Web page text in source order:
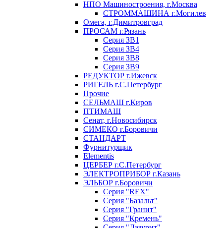
НПО Машиностроения, г.Москва
СТРОММАШИНА г.Могилев
Омега, г.Димитровград
ПРОСАМ г.Рязань
Серия ЗВ1
Серия ЗВ4
Серия ЗВ8
Серия ЗВ9
РЕДУКТОР г.Ижевск
РИГЕЛЬ г.С.Петербург
Прочие
СЕЛЬМАШ г.Киров
ПТИМАШ
Сенат, г.Новосибирск
СИМЕКО г.Боровичи
СТАНДАРТ
Фурнитурщик
Elementis
ЦЕРБЕР г.С.Петербург
ЭЛЕКТРОПРИБОР г.Казань
ЭЛЬБОР г.Боровичи
Серия "REX"
Серия "Базальт"
Серия "Гранит"
Серия "Кремень"